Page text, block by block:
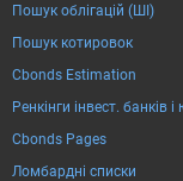
Пошук облігацій (ШІ)
Пошук котировок
Cbonds Estimation
Ренкінги інвест. банків
Cbonds Pages
Ломбардні списки